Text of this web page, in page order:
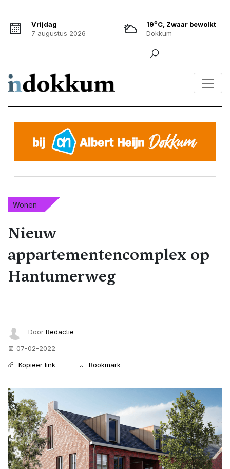
Vrijdag
7 augustus 2026
19oC, Zwaar bewolkt
Dokkum
Wonen
Nieuw
appartementencomplex op
Hantumerweg
Door Redactie
07-02-2022
Kopieer link
Bookmark